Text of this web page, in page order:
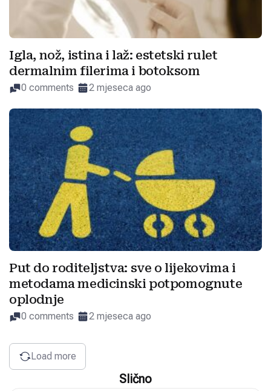
Igla, nož, istina i laž: estetski rulet
dermalnim filerima i botoksom
0 comments 2 mjeseca ago
Put do roditeljstva: sve o lijekovima i
metodama medicinski potpomognute
oplodnje
0 comments 2 mjeseca ago
Load more
Slično